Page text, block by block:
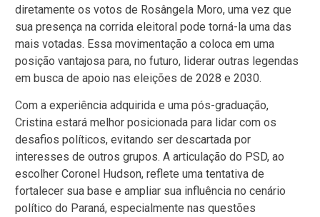
diretamente os votos de Rosângela Moro, uma vez que
sua presença na corrida eleitoral pode torná-la uma das
mais votadas. Essa movimentação a coloca em uma
posição vantajosa para, no futuro, liderar outras legendas
em busca de apoio nas eleições de 2028 e 2030.
Com a experiência adquirida e uma pós-graduação,
Cristina estará melhor posicionada para lidar com os
desafios políticos, evitando ser descartada por
interesses de outros grupos. A articulação do PSD, ao
escolher Coronel Hudson, reflete uma tentativa de
fortalecer sua base e ampliar sua influência no cenário
político do Paraná, especialmente nas questões